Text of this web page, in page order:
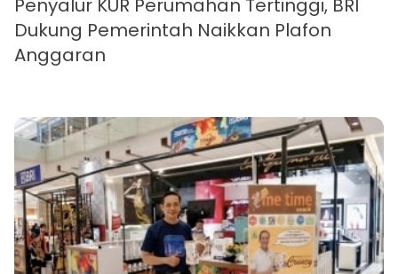
Penyalur KUR Perumahan Tertinggi, BRI
Dukung Pemerintah Naikkan Plafon
Anggaran